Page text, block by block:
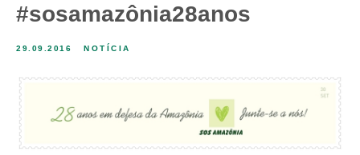
#sosamazônia28anos
29.09.2016 NOTÍCIA